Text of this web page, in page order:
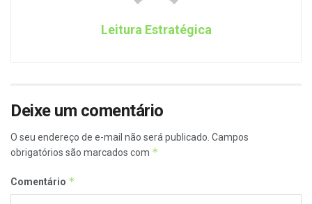
Leitura Estratégica
Deixe um comentário
O seu endereço de e-mail não será publicado. Campos
obrigatórios são marcados com *
Comentário *